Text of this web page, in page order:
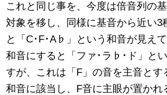
これと同じ事を、今度は倍音列の
対象を移し、同様に基音から近い3
と「C･F･A♭」という和音が見え
和音にすると「ファ･ラ♭･ド」と
すが、これは「F」の音を主音と
和音に該当し、F音に主眼が置かれ